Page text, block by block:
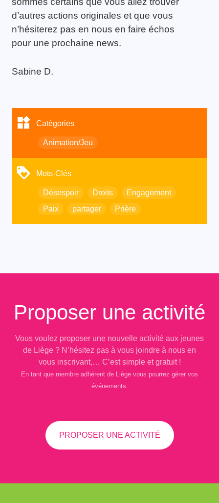
d’autres actions originales et que vous
n’hésiterez pas en nous en faire échos
pour une prochaine news.
Sabine D.
Catégories
Animation/Jeu
Mots-Clés
Désespoir Droits
Engagement
Paix
partager Prière
Proposer une activité
Vous voulez proposer une nouvelle activité aux jeunes
de Liège ? N’hésitez pas à vous joindre à nous en
vous inscrivant,… C’est simple et gratuit !
En tant que membre adhérent de Liège vous pourrez gérer vos
événements.
PROPOSER UNE ACTIVITÉ